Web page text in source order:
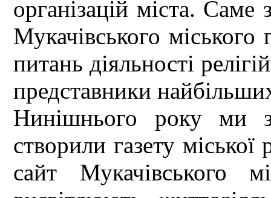
організацій міста.
Мукачівського
питань діяльності
представники
Нинішнього року ми
створили газету
сайт Мукачівського